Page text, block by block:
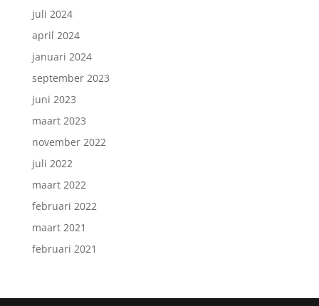
juli 2024
april 2024
januari 2024
september 2023
juni 2023
maart 2023
november 2022
juli 2022
maart 2022
februari 2022
maart 2021
februari 2021